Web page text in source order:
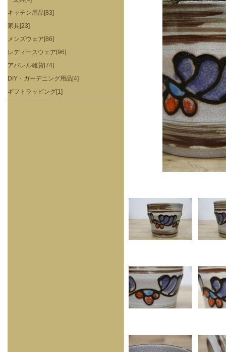
キッチン用品[83]
家具[23]
メンズウェア[86]
レディースウェア[96]
アパレル雑貨[74]
DIY・ガーデニング用品[4]
ギフトラッピング[1]